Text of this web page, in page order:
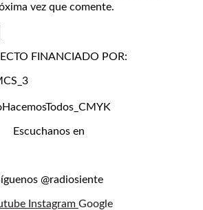
vez que comente.
FINANCIADO POR:
Escuchanos en
@radiosiente
Instagram Google